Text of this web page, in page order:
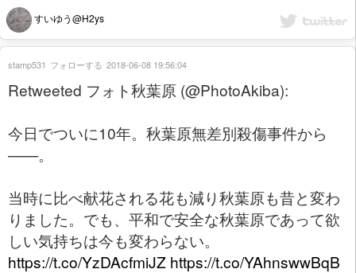
すいゆう@H2ys
Retweeted フォト秋葉原 (@PhotoAkiba):
今日でついに10年。秋葉原無差別殺傷事件から
——。
当時に比べ献花される花も減り秋葉原も昔と変わ
りました。でも、平和で安全な秋葉原であって欲
しい気持ちは今も変わらない。
https://t.co/YzDAcfmiJZ https://t.co/YAhnswwBqB
stamp531 フォローする 2018-06-08 19:56:04